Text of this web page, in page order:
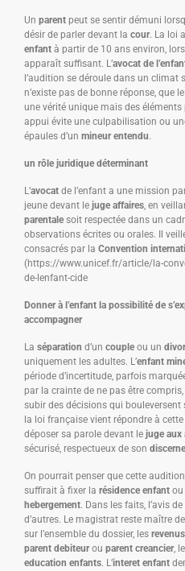
Un parent peut se sentir démuni
désir de parler devant la cour. La loi
enfant à partir de 10 ans environ,
apparaît suffisant. L’avocat de
l’audition se déroule dans un climat
n’existe pas de bonne réponse, que le
une vérité unique mais des
appui évite une culpabilisation ou
épaules d’un mineur entendu.
un rôle juridique déterminant
L’avocat de l’enfant a une mission
jeune devant le juge affaires, en
parentale soit respectée dans un
observations écrites ou orales. Il
consacrés par la Convention
(https://www.unicef.fr/article/la-
de-lenfant-cide
Donner à l’enfant la possibilité de
accompagner
La séparation d’un couple ou un
uniquement les adultes. L’enfant
période d’incertitude, parfois
par la crainte de ne pas être
subir des décisions qui bouleversent
la loi française vient répondre à
déposer sa parole devant le juge aux
sécurisé, respectueux de son
On pourrait penser que cette
suffirait à fixer la résidence enfant ou
hebergement. Dans les faits, l’avis de
d’autres. Le magistrat reste maître
sur l’ensemble du dossier, les
parent debiteurou parent creancier,
education enfants. L’interet enfant